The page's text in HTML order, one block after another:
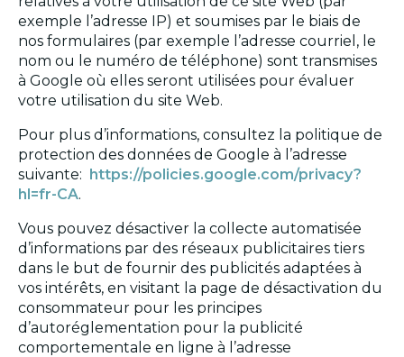
exemple l’adresse IP) et soumises par le biais de
nos formulaires (par exemple l’adresse courriel, le
nom ou le numéro de téléphone) sont transmises
à Google où elles seront utilisées pour évaluer
votre utilisation du site Web.
Pour plus d’informations, consultez la politique de
protection des données de Google à l’adresse
suivante: https://policies.google.com/privacy?
hl=fr-CA.
Vous pouvez désactiver la collecte automatisée
d’informations par des réseaux publicitaires tiers
dans le but de fournir des publicités adaptées à
vos intérêts, en visitant la page de désactivation du
consommateur pour les principes
d’autoréglementation pour la publicité
comportementale en ligne à l’adresse